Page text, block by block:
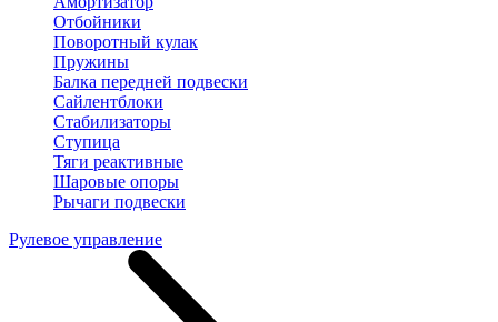
Отбойники
Поворотный кулак
Пружины
Балка передней подвески
Сайлентблоки
Стабилизаторы
Ступица
Тяги реактивные
Шаровые опоры
Рычаги подвески
Рулевое управление